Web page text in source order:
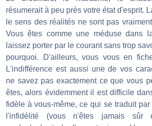
résumerait à peu près votre état d'esprit.
le sens des réalités ne sont pas
Vous êtes comme une méduse dans
laissez porter par le courant sans trop
pourquoi. D'ailleurs, vous vous en
L'indifférence est aussi une de vos
ne savez pas exactement ce que vous
êtes, alors évidemment il est difficile
fidèle à vous-même, ce qui se traduit
l'infidélité (vous n'êtes jamais sûr